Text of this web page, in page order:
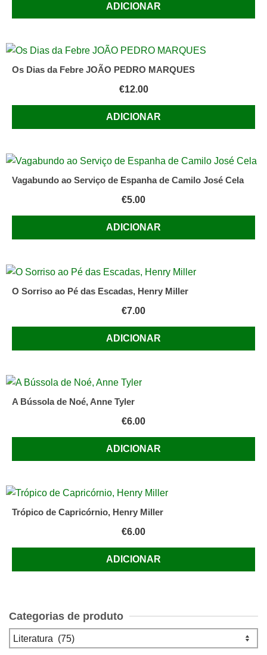
ADICIONAR
Os Dias da Febre JOÃO PEDRO MARQUES
€12.00
ADICIONAR
Vagabundo ao Serviço de Espanha de Camilo José Cela
€5.00
ADICIONAR
O Sorriso ao Pé das Escadas, Henry Miller
€7.00
ADICIONAR
A Bússola de Noé, Anne Tyler
€6.00
ADICIONAR
Trópico de Capricórnio, Henry Miller
€6.00
ADICIONAR
Categorias de produto